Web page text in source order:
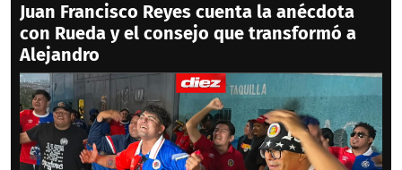
Juan Francisco Reyes cuenta la anécdota
con Rueda y el consejo que transformó a
Alejandro